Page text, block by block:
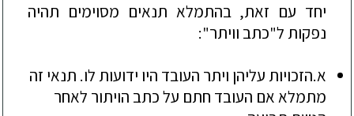
יחד עם זאת, בהתמלא תנאים מסוימים תהיה
נפקות ל"כתב וויתר":
א.הזכויות עליהן ויתר העובד היו ידועות לו. תנאי זה
מתמלא אם העובד חתם על כתב הויתור לאחר